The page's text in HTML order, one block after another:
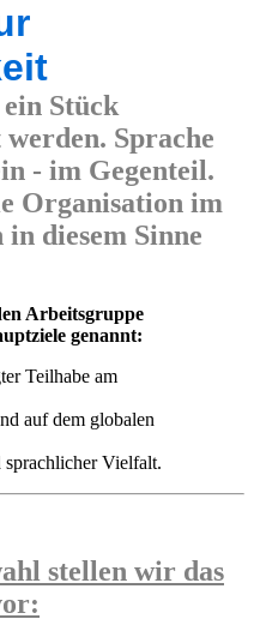
Stück
Sprache
- im Gegenteil.
Organisation im
diesem Sinne
Arbeitsgruppe
genannt:
Teilhabe am
auf dem globalen
sprachlicher Vielfalt.
stellen wir das